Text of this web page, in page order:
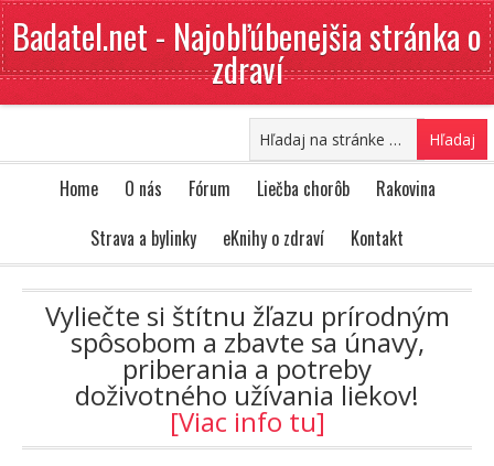
Badatel.net - Najobľúbenejšia stránka o
zdraví
Home O nás Fórum Liečba chorôb
Rakovina
Strava a bylinky
eKnihy o zdraví Kontakt
Vyliečte si štítnu žľazu prírodným
spôsobom a zbavte sa únavy,
priberania a potreby
doživotného užívania liekov!
[Viac info tu]